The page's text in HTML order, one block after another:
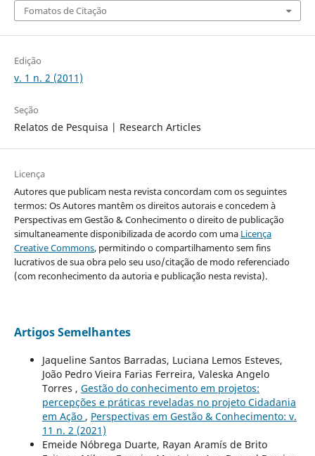
Fomatos de Citação
Edição
v. 1 n. 2 (2011)
Seção
Relatos de Pesquisa | Research Articles
Licença
Autores que publicam nesta revista concordam com os seguintes
termos: Os Autores mantêm os direitos autorais e concedem à
Perspectivas em Gestão & Conhecimento o direito de publicação
simultaneamente disponibilizada de acordo com uma Licença
Creative Commons, permitindo o compartilhamento sem fins
lucrativos de sua obra pelo seu uso/citação de modo referenciado
(com reconhecimento da autoria e publicação nesta revista).
Artigos Semelhantes
Jaqueline Santos Barradas, Luciana Lemos Esteves,
João Pedro Vieira Farias Ferreira, Valeska Angelo
Torres , Gestão do conhecimento em projetos:
percepções e práticas reveladas no projeto Cidadania
em Ação , Perspectivas em Gestão & Conhecimento: v.
11 n. 2 (2021)
Emeide Nóbrega Duarte, Rayan Aramís de Brito